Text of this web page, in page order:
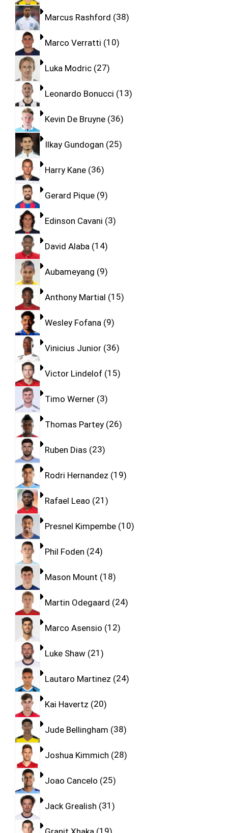
Marcus Rashford 38
Marco Verratti 10
Luka Modric 27
Leonardo Bonucci 13
Kevin De Bruyne 36
Ilkay Gundogan 25
Harry Kane 36
Gerard Pique 9
Edinson Cavani 3
David Alaba 14
Aubameyang 9
Anthony Martial 15
Wesley Fofana 9
Vinicius Junior 36
Victor Lindelof 15
Timo Werner 3
Thomas Partey 26
Ruben Dias 23
Rodri Hernandez 19
Rafael Leao 21
Presnel Kimpembe 10
Phil Foden 24
Mason Mount 18
Martin Odegaard 24
Marco Asensio 12
Luke Shaw 21
Lautaro Martinez 24
Kai Havertz 20
Jude Bellingham 38
Joshua Kimmich 28
Joao Cancelo 25
Jack Grealish 31